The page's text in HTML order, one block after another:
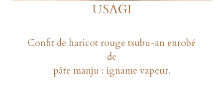
USAGI
Confit de haricot rouge tsubu-an enrobé
de
pâte manju : igname vapeur.